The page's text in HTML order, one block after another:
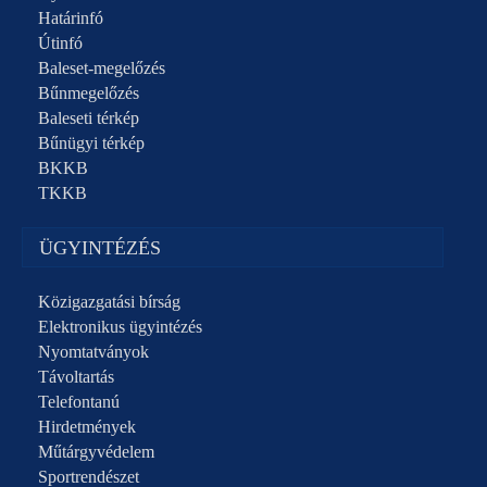
Határinfó
Útinfó
Baleset-megelőzés
Bűnmegelőzés
Baleseti térkép
Bűnügyi térkép
BKKB
TKKB
ÜGYINTÉZÉS
Közigazgatási bírság
Elektronikus ügyintézés
Nyomtatványok
Távoltartás
Telefontanú
Hirdetmények
Műtárgyvédelem
Sportrendészet